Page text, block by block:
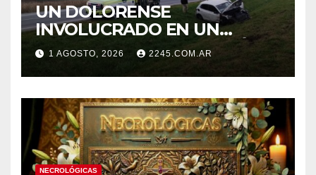
UN DOLORENSE
INVOLUCRADO EN UN
SINIESTRO QUE TERMINÓ
CON DESPISTE Y VUELCO
1 AGOSTO, 2026 2245.COM.AR
NECROLÓGICAS